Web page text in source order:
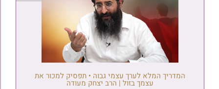
המדריך המלא לערך עצמי גבוה • תפסיק למכור את
עצמך בזול | הרב יצחק מעודה